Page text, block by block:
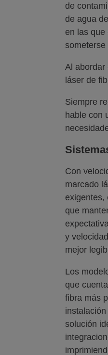
de
de agua
en las que
Al abordar
láser de
Siempre
hable con
Con
marcado
exigentes,
que
y
mejor
Los
que
fibra más
solución